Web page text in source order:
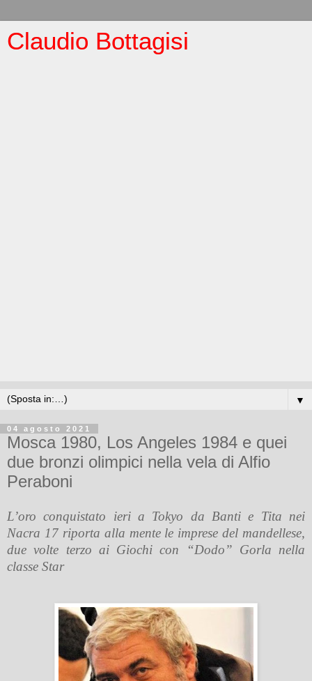
Claudio Bottagisi
▼
04 agosto 2021
Mosca 1980, Los Angeles 1984 e quei
due bronzi olimpici nella vela di Alfio
Peraboni
L’oro conquistato ieri a Tokyo da Banti e Tita nei
Nacra 17 riporta alla mente le imprese del mandellese,
due volte terzo ai Giochi con “Dodo” Gorla nella
classe Star